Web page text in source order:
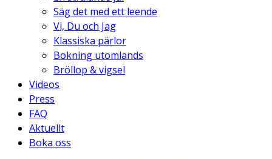
Säg det med ett leende
Vi, Du och Jag
Klassiska pärlor
Bokning utomlands
Bröllop & vigsel
Videos
Press
FAQ
Aktuellt
Boka oss